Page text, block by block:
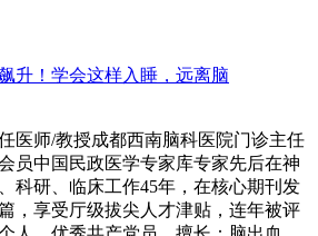
升！学会这样入睡，远离脑
医师/教授成都西南脑科医院门诊主任
员中国民政医学专家库专家先后在神
科研、临床工作45年，在核心期刊发
，享受厅级拔尖人才津贴，连年被评